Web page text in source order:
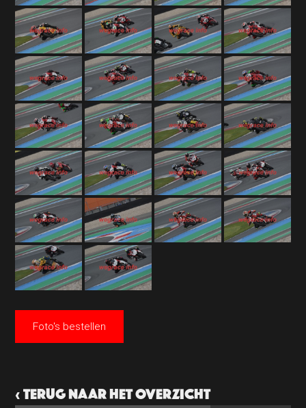
Foto's bestellen
‹ TERUG NAAR HET OVERZICHT